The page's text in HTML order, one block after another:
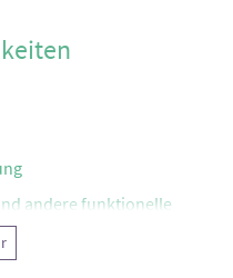
andere funktionelle